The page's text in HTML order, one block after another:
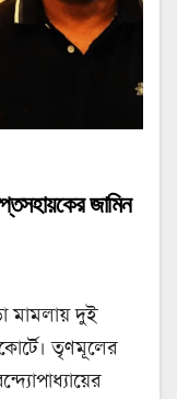
জামিন
মামলায় দুই
তৃণমূলের